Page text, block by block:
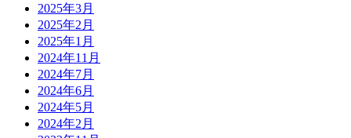
2025年3月
2025年2月
2025年1月
2024年11月
2024年7月
2024年6月
2024年5月
2024年2月